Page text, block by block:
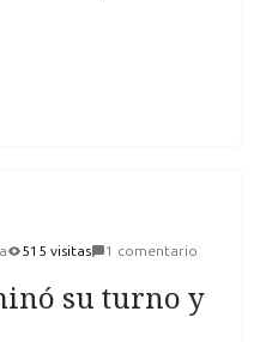
515 visitas 1 comentario
su turno y